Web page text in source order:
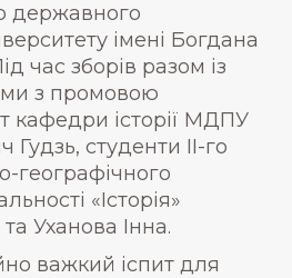
державного
імені Богдана
час зборів разом із
з промовою
кафедри історії МДПУ
Гудзь, студенти ІІ-го
географічного
«Історія»
Уханова Інна.
важкий іспит для